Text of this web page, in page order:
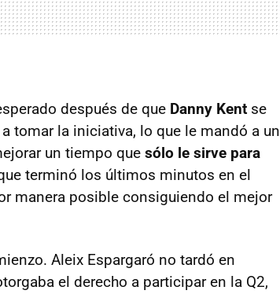
después de que Danny Kent se
tomar la iniciativa, lo que le mandó a un
un tiempo que sólo le sirve para
terminó los últimos minutos en el
manera posible consiguiendo el mejor
Aleix Espargaró no tardó en
el derecho a participar en la Q2,